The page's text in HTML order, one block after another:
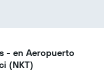
- en Aeropuerto
(NKT)